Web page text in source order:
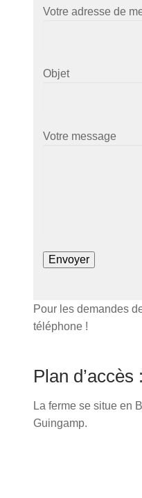
Votre adresse de
Objet
Votre message
Pour les demandes
téléphone !
Plan d’accès :
La ferme se situe en
Guingamp.